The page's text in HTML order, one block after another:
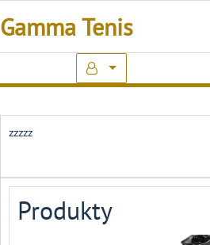
Gamma Tenis
zzzzz
Produkty